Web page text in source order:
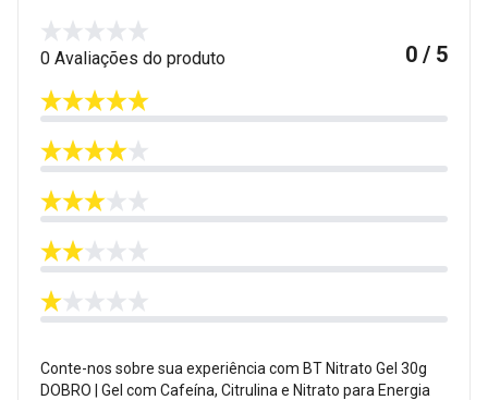
0 Avaliações do produto 0 / 5
Conte-nos sobre sua experiência com BT Nitrato Gel 30g
DOBRO | Gel com Cafeína, Citrulina e Nitrato para Energia